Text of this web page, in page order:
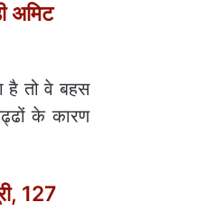
अमिट
है तो वे बहस
के कारण
127